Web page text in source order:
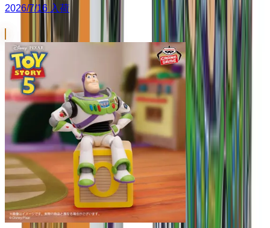
2026/7/16 入荷